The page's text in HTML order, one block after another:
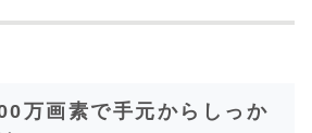
万画素で手元からしっか